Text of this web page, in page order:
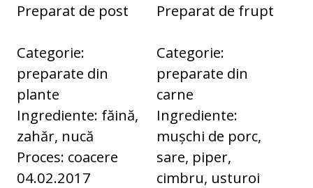
Preparat de post
Categorie:
preparate din
plante
Ingrediente: făină,
zahăr, nucă
Proces: coacere
04.02.2017
Preparat de frupt
Categorie:
preparate din
carne
Ingrediente:
mușchi de porc,
sare, piper,
cimbru, usturoi